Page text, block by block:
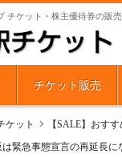
チケット・株主優待券の販
チケット販売
ケット 【SALE】おす
は緊急事態宣言の再延長